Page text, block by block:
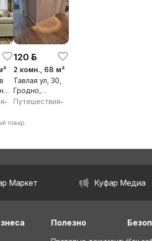
•
120 р.
2 комн., 68 м²
Тавлая ул, 30,
Гродно,
Гродненская
Путешествия•
товар.
Маркет Куфар Медиа
Полезно